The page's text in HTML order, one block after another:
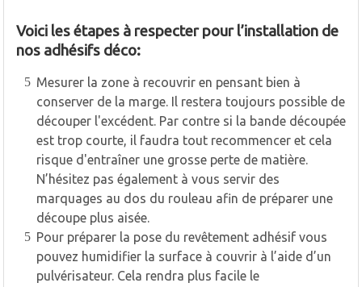
Voici les étapes à respecter pour l’installation de
nos adhésifs déco:
Mesurer la zone à recouvrir en pensant bien à
conserver de la marge. Il restera toujours possible de
découper l'excédent. Par contre si la bande découpée
est trop courte, il faudra tout recommencer et cela
risque d'entraîner une grosse perte de matière.
N’hésitez pas également à vous servir des
marquages au dos du rouleau afin de préparer une
découpe plus aisée.
Pour préparer la pose du revêtement adhésif vous
pouvez humidifier la surface à couvrir à l’aide d’un
pulvérisateur. Cela rendra plus facile le